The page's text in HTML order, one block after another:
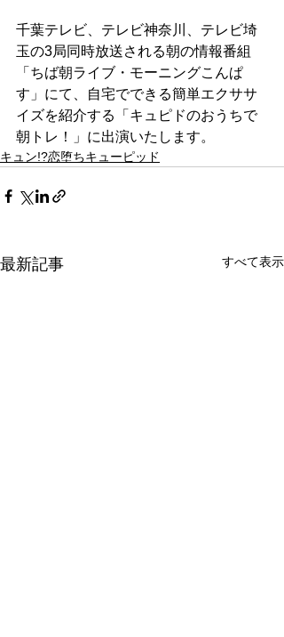
千葉テレビ、テレビ神奈川、テレビ埼
玉の3局同時放送される朝の情報番組
「ちば朝ライブ・モーニングこんぱ
す」にて、自宅でできる簡単エクササ
イズを紹介する「キュピドのおうちで
朝トレ！」に出演いたします。
キュン!?恋堕ちキューピッド
最新記事 すべて表示